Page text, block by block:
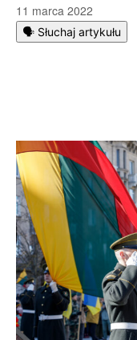
11 marca 2022
🗣️ Słuchaj artykułu